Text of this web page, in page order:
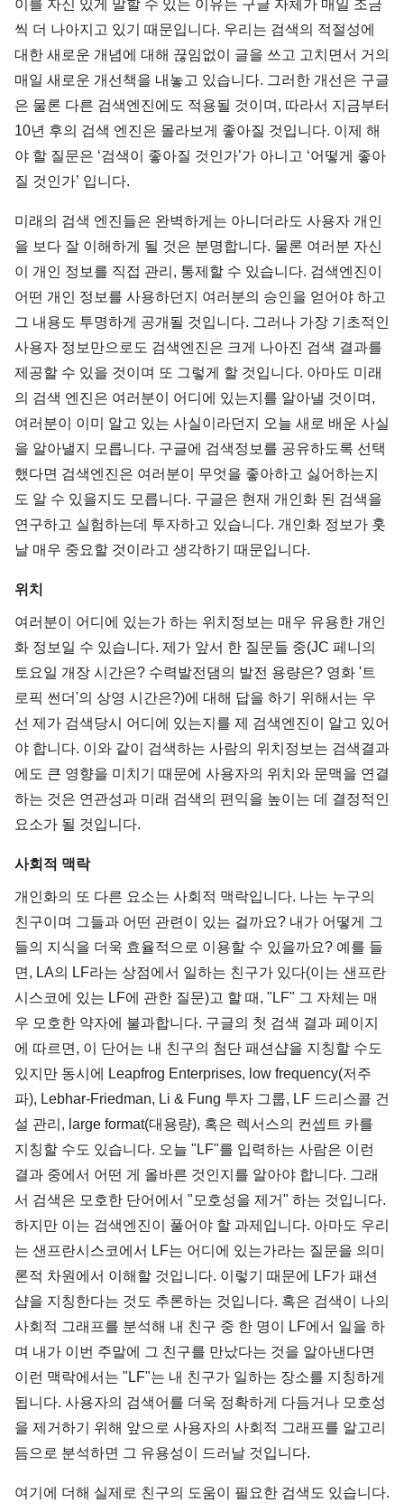
이를 자신 있게 말할 수 있는 이유는 구글 자체가 매일 조금
씩 더 나아지고 있기 때문입니다. 우리는 검색의 적절성에
대한 새로운 개념에 대해 끊임없이 글을 쓰고 고치면서 거의
매일 새로운 개선책을 내놓고 있습니다. 그러한 개선은 구글
은 물론 다른 검색엔진에도 적용될 것이며, 따라서 지금부터
10년 후의 검색 엔진은 몰라보게 좋아질 것입니다. 이제 해
야 할 질문은 ‘검색이 좋아질 것인가’가 아니고 ‘어떻게 좋아
질 것인가’ 입니다.
미래의 검색 엔진들은 완벽하게는 아니더라도 사용자 개인
을 보다 잘 이해하게 될 것은 분명합니다. 물론 여러분 자신
이 개인 정보를 직접 관리, 통제할 수 있습니다. 검색엔진이
어떤 개인 정보를 사용하던지 여러분의 승인을 얻어야 하고
그 내용도 투명하게 공개될 것입니다. 그러나 가장 기초적인
사용자 정보만으로도 검색엔진은 크게 나아진 검색 결과를
제공할 수 있을 것이며 또 그렇게 할 것입니다. 아마도 미래
의 검색 엔진은 여러분이 어디에 있는지를 알아낼 것이며,
여러분이 이미 알고 있는 사실이라던지 오늘 새로 배운 사실
을 알아낼지 모릅니다. 구글에 검색정보를 공유하도록 선택
했다면 검색엔진은 여러분이 무엇을 좋아하고 싫어하는지
도 알 수 있을지도 모릅니다. 구글은 현재 개인화 된 검색을
연구하고 실험하는데 투자하고 있습니다. 개인화 정보가 훗
날 매우 중요할 것이라고 생각하기 때문입니다.
위치
여러분이 어디에 있는가 하는 위치정보는 매우 유용한 개인
화 정보일 수 있습니다. 제가 앞서 한 질문들 중(JC 페니의
토요일 개장 시간은? 수력발전댐의 발전 용량은? 영화 '트
로픽 썬더'의 상영 시간은?)에 대해 답을 하기 위해서는 우
선 제가 검색당시 어디에 있는지를 제 검색엔진이 알고 있어
야 합니다. 이와 같이 검색하는 사람의 위치정보는 검색결과
에도 큰 영향을 미치기 때문에 사용자의 위치와 문맥을 연결
하는 것은 연관성과 미래 검색의 편익을 높이는 데 결정적인
요소가 될 것입니다.
사회적 맥락
개인화의 또 다른 요소는 사회적 맥락입니다. 나는 누구의
친구이며 그들과 어떤 관련이 있는 걸까요? 내가 어떻게 그
들의 지식을 더욱 효율적으로 이용할 수 있을까요? 예를 들
면, LA의 LF라는 상점에서 일하는 친구가 있다(이는 샌프란
시스코에 있는 LF에 관한 질문)고 할 때, "LF" 그 자체는 매
우 모호한 약자에 불과합니다. 구글의 첫 검색 결과 페이지
에 따르면, 이 단어는 내 친구의 첨단 패션샵을 지칭할 수도
있지만 동시에 Leapfrog Enterprises, low frequency(저주
파), Lebhar-Friedman, Li & Fung 투자 그룹, LF 드리스콜 건
설 관리, large format(대용량), 혹은 렉서스의 컨셉트 카를
지칭할 수도 있습니다. 오늘 "LF"를 입력하는 사람은 이런
결과 중에서 어떤 게 올바른 것인지를 알아야 합니다. 그래
서 검색은 모호한 단어에서 "모호성을 제거" 하는 것입니다.
하지만 이는 검색엔진이 풀어야 할 과제입니다. 아마도 우리
는 샌프란시스코에서 LF는 어디에 있는가라는 질문을 의미
론적 차원에서 이해할 것입니다. 이렇기 때문에 LF가 패션
샵을 지칭한다는 것도 추론하는 것입니다. 혹은 검색이 나의
사회적 그래프를 분석해 내 친구 중 한 명이 LF에서 일을 하
며 내가 이번 주말에 그 친구를 만났다는 것을 알아낸다면
이런 맥락에서는 "LF"는 내 친구가 일하는 장소를 지칭하게
됩니다. 사용자의 검색어를 더욱 정확하게 다듬거나 모호성
을 제거하기 위해 앞으로 사용자의 사회적 그래프를 알고리
듬으로 분석하면 그 유용성이 드러날 것입니다.
여기에 더해 실제로 친구의 도움이 필요한 검색도 있습니다.